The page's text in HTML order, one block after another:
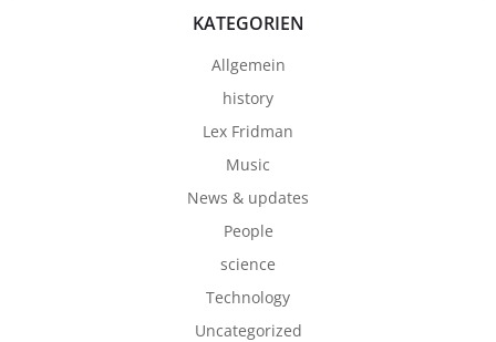
KATEGORIEN
Allgemein
history
Lex Fridman
Music
News & updates
People
science
Technology
Uncategorized